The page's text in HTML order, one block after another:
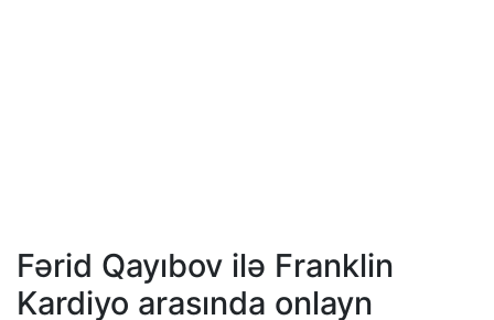
Fərid Qayıbov ilə Franklin
Kardiyo arasında onlayn